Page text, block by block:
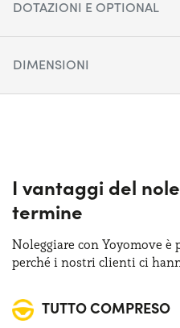
Alimentazione:
Posti auto:5
Potenza:
DOTAZIONI E OPTIONAL
Fari anteriori LED
Quadro strumenti
Sensori di parcheggio
DIMENSIONI
Altezza: 168 cm
Bagagliaio (max):
Bagagliaio (min): 435 lt
I vantaggi del
termine
Noleggiare con Yoyomove è
perché i nostri clienti ci
TUTTO COMPRESO